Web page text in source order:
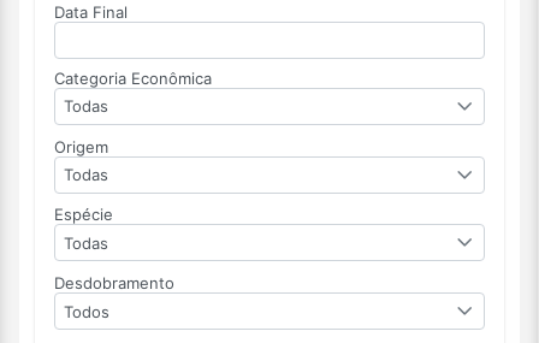
Data Final
Categoria Econômica
Todas
Origem
Todas
Espécie
Todas
Desdobramento
Todos